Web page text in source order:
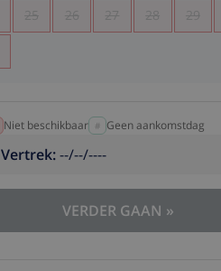
25 26 27 28 29
Niet beschikbaar Geen aankomstdag
Vertrek:--/--/----
VERDER GAAN »